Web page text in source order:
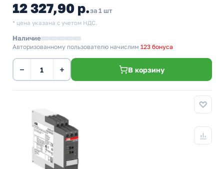
12 327,90 р.за 1 шт
* цена указана с учетом НДС.
Наличие
Авторизованному пользователю начислим 123 бонуса
− + В корзину